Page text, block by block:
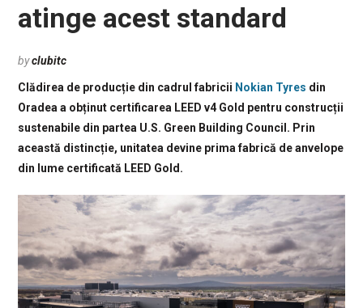
atinge acest standard
byclubitc
Clădirea de producție din cadrul fabricii Nokian Tyres din
Oradea a obținut certificarea LEED v4 Gold pentru construcții
sustenabile din partea U.S. Green Building Council. Prin
această distincție, unitatea devine prima fabrică de anvelope
din lume certificată LEED Gold.